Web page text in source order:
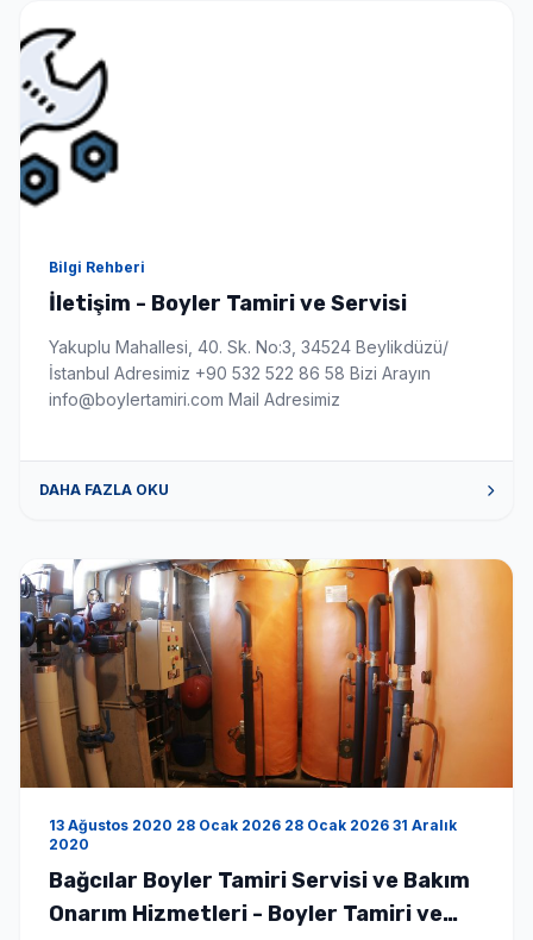
Bilgi Rehberi
İletişim - Boyler Tamiri ve Servisi
Yakuplu Mahallesi, 40. Sk. No:3, 34524 Beylikdüzü/
İstanbul Adresimiz +90 532 522 86 58 Bizi Arayın
info@boylertamiri.com Mail Adresimiz
DAHA FAZLA OKU
13 Ağustos 2020 28 Ocak 2026 28 Ocak 2026 31 Aralık
2020
Bağcılar Boyler Tamiri Servisi ve Bakım
Onarım Hizmetleri - Boyler Tamiri ve